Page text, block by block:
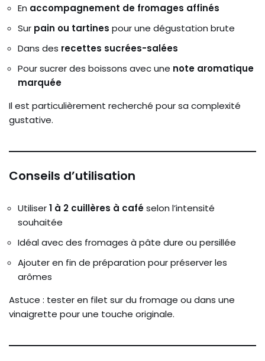
En accompagnement de fromages affinés
Sur pain ou tartines pour une dégustation brute
Dans des recettes sucrées-salées
Pour sucrer des boissons avec une note aromatique
marquée
Il est particulièrement recherché pour sa complexité
gustative.
Conseils d’utilisation
Utiliser1 à 2 cuillères à caféselon l’intensité
souhaitée
Idéal avec des fromages à pâte dure ou persillée
Ajouter en fin de préparation pour préserver les
arômes
Astuce : tester en filet sur du fromage ou dans une
vinaigrette pour une touche originale.